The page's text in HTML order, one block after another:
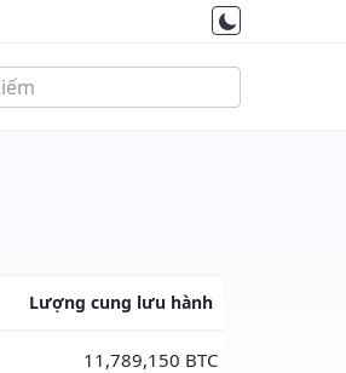
Lượng cung lưu hành
11,789,150 BTC